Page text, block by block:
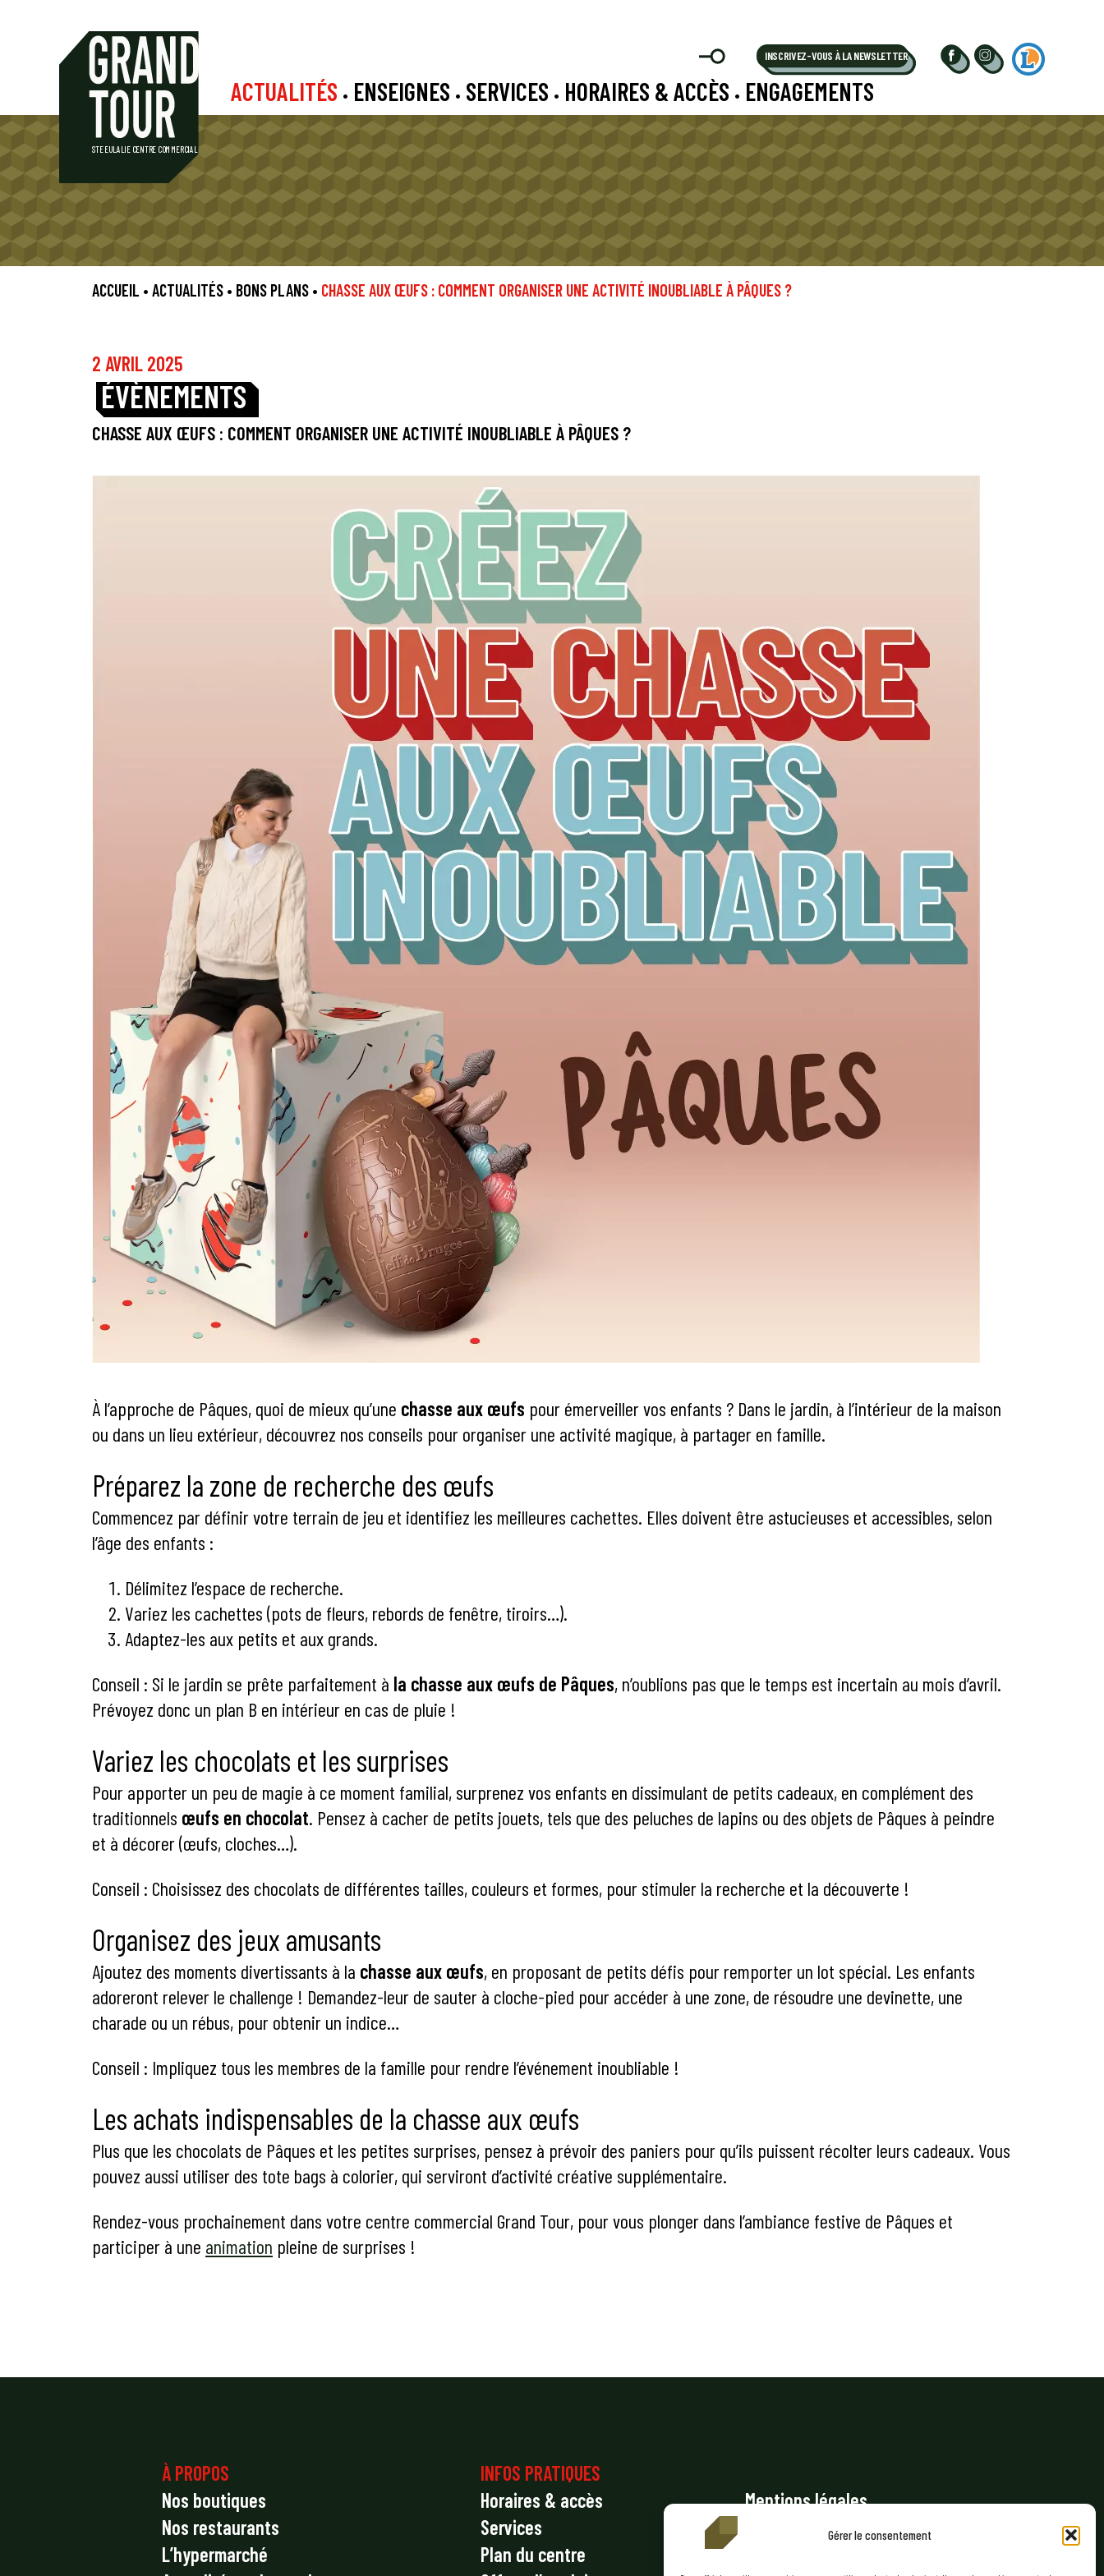
Gérer le consentement
STE EUL ALIE CENTRE COMMERCIAL
ACTUALITÉS • ENSEIGNES • SERVICES • HORAIRES & ACCÈS • ENGAGEMENTS
INSCRIVEZ-VOUS À LA NEWSLETTER
ACCUEIL • ACTUALITÉS • BONS PLANS • CHASSE AUX ŒUFS : COMMENT ORGANISER UNE ACTIVITÉ INOUBLIABLE À PÂQUES ?
2 AVRIL 2025
ÉVÈNEMENTS
CHASSE AUX ŒUFS : COMMENT ORGANISER UNE ACTIVITÉ INOUBLIABLE À PÂQUES ?
À l’approche de Pâques, quoi de mieux qu’une chasse aux œufs pour émerveiller vos enfants ? Dans le jardin, à l’intérieur de la maison
ou dans un lieu extérieur, découvrez nos conseils pour organiser une activité magique, à partager en famille.
Préparez la zone de recherche des œufs
Commencez par définir votre terrain de jeu et identifiez les meilleures cachettes. Elles doivent être astucieuses et accessibles, selon
l’âge des enfants :
Délimitez l’espace de recherche.
Variez les cachettes (pots de fleurs, rebords de fenêtre, tiroirs…).
Adaptez-les aux petits et aux grands.
Conseil : Si le jardin se prête parfaitement à la chasse aux œufs de Pâques, n’oublions pas que le temps est incertain au mois d’avril.
Prévoyez donc un plan B en intérieur en cas de pluie !
Variez les chocolats et les surprises
Pour apporter un peu de magie à ce moment familial, surprenez vos enfants en dissimulant de petits cadeaux, en complément des
traditionnels œufs en chocolat. Pensez à cacher de petits jouets, tels que des peluches de lapins ou des objets de Pâques à peindre
et à décorer (œufs, cloches…).
Conseil : Choisissez des chocolats de différentes tailles, couleurs et formes, pour stimuler la recherche et la découverte !
Organisez des jeux amusants
Ajoutez des moments divertissants à la chasse aux œufs, en proposant de petits défis pour remporter un lot spécial. Les enfants
adoreront relever le challenge ! Demandez-leur de sauter à cloche-pied pour accéder à une zone, de résoudre une devinette, une
charade ou un rébus, pour obtenir un indice…
Conseil : Impliquez tous les membres de la famille pour rendre l’événement inoubliable !
Les achats indispensables de la chasse aux œufs
Plus que les chocolats de Pâques et les petites surprises, pensez à prévoir des paniers pour qu’ils puissent récolter leurs cadeaux. Vous
pouvez aussi utiliser des tote bags à colorier, qui serviront d’activité créative supplémentaire.
Rendez-vous prochainement dans votre centre commercial Grand Tour, pour vous plonger dans l’ambiance festive de Pâques et
participer à une animation pleine de surprises !
À PROPOS
Nos boutiques
Nos restaurants
L’hypermarché
INFOS PRATIQUES
Horaires & accès
Services
Plan du centre
Mentions légales
Politique de confidentialité